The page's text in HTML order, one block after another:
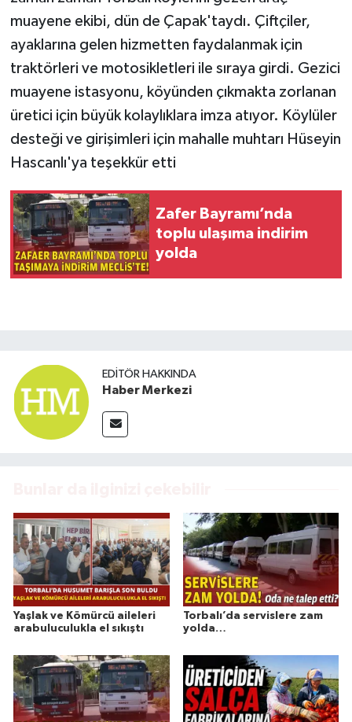
muayene ekibi, dün de Çapak'taydı. Çiftçiler,
ayaklarına gelen hizmetten faydalanmak için
traktörleri ve motosikletleri ile sıraya girdi. Gezici
muayene istasyonu, köyünden çıkmakta zorlanan
üretici için büyük kolaylıklara imza atıyor. Köylüler
desteği ve girişimleri için mahalle muhtarı Hüseyin
Hascanlı'ya teşekkür etti
Zafer Bayramı’nda
toplu ulaşıma indirim
yolda
EDITÖR HAKKINDA
Haber Merkezi
Yaşlak ve Kömürcü aileleri
arabuluculukla el sıkıştı
Torbalı’da servislere zam
yolda…